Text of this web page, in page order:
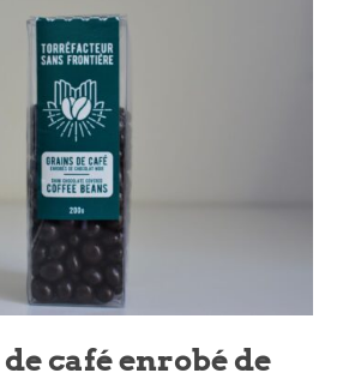
café enrobé de